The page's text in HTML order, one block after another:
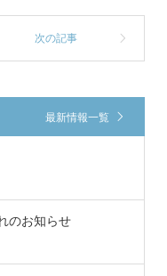
最新情報一覧
のお知らせ